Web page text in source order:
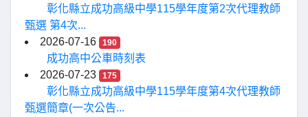
彰化縣立成功高級中學115學年度第2次代理教師
甄選 第4次...
2026-07-16
190
成功高中公車時刻表
2026-07-23
175
彰化縣立成功高級中學115學年度第4次代理教師
甄選簡章(一次公告...